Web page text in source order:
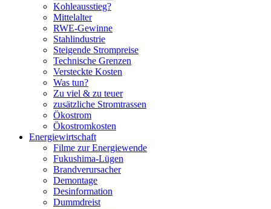
Kohleausstieg?
Mittelalter
RWE-Gewinne
Stahlindustrie
Steigende Strompreise
Technische Grenzen
Versteckte Kosten
Was tun?
Zu viel & zu teuer
zusätzliche Stromtrassen
Ökostrom
Ökostromkosten
Energiewirtschaft
Filme zur Energiewende
Fukushima-Lügen
Brandverursacher
Demontage
Desinformation
Dummdreist